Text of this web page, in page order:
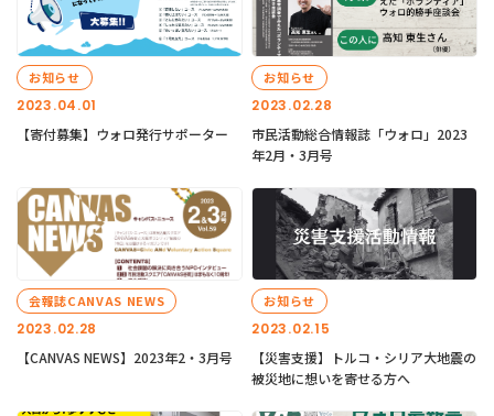
2023.04.01
お知らせ
【寄付募集】ウォロ発行サポーター
2023.02.28
お知らせ
市民活動総合情報誌「ウォロ」2023
年2月・3月号
2023.02.28
会報誌CANVAS NEWS
【CANVAS NEWS】2023年2・3月号
2023.02.15
お知らせ
【災害支援】トルコ・シリア大地震の
被災地に想いを寄せる方へ